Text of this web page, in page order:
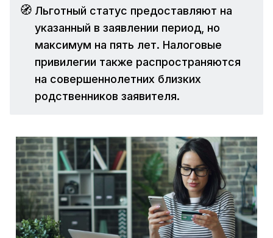
🧭 Льготный статус предоставляют на
указанный в заявлении период, но
максимум на пять лет. Налоговые
привилегии также распространяются
на совершеннолетних близких
родственников заявителя.